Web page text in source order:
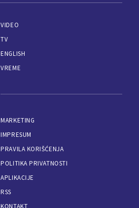
VIDEO
TV
ENGLISH
VREME
MARKETING
IMPRESUM
PRAVILA KORIŠĆENJA
POLITIKA PRIVATNOSTI
APLIKACIJE
RSS
KONTAKT